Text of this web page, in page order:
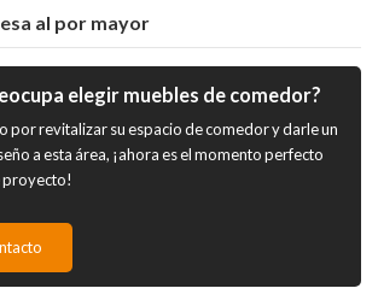
al por mayor
elegir muebles de comedor?
por revitalizar su espacio de comedor y darle un
a esta área, ¡ahora es el momento perfecto
proyecto!